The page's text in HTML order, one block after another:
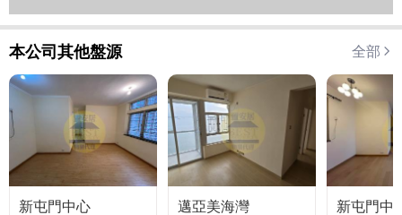
本公司其他盤源 全部
新屯門中心 邁亞美海灣 新屯門中